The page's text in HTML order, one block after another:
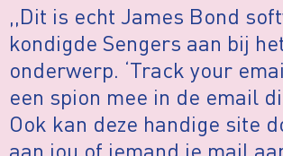
,,Dit is echt James Bond
kondigde Sengers aan bij
onderwerp. ‘Track your
een spion mee in de email
Ook kan deze handige site
aan jou of iemand je mail